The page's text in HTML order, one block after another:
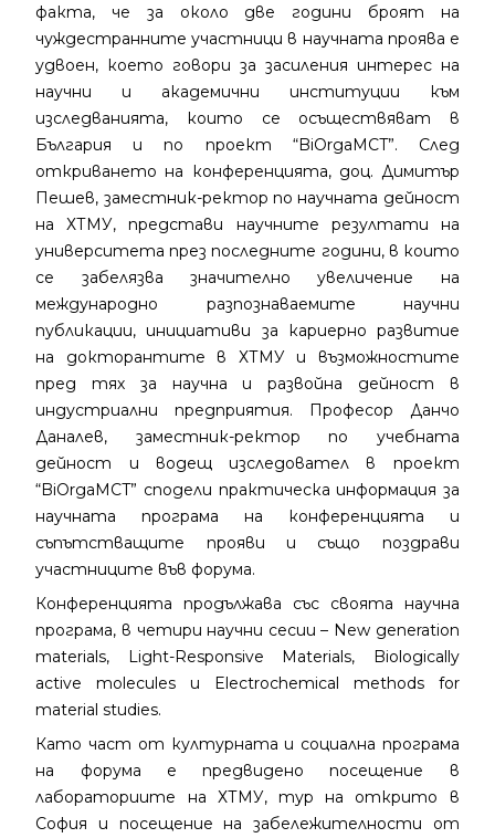
факта, че за около две години броят на
чуждестранните участници в научната проява е
удвоен, което говори за засиления интерес на
научни и академични институции към
изследванията, които се осъществяват в
България и по проект “BiOrgaMCT”. След
откриването на конференцията, доц. Димитър
Пешев, заместник-ректор по научната дейност
на ХТМУ, представи научните резултати на
университета през последните години, в които
се забелязва значително увеличение на
международно разпознаваемите научни
публикации, инициативи за кариерно развитие
на докторантите в ХТМУ и възможностите
пред тях за научна и развойна дейност в
индустриални предприятия. Професор Данчо
Даналев, заместник-ректор по учебната
дейност и водещ изследовател в проект
“BiOrgaMCT” сподели практическа информация за
научната програма на конференцията и
съпътстващите прояви и също поздрави
участниците във форума.
Конференцията продължава със своята научна
програма, в четири научни сесии – New generation
materials, Light-Responsive Materials, Biologically
active molecules и Electrochemical methods for
material studies.
Като част от културната и социална програма
на форума е предвидено посещение в
лабораториите на ХТМУ, тур на открито в
София и посещение на забележителности от